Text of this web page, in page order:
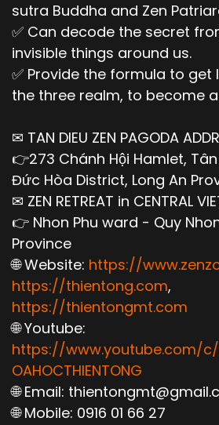
sutra Buddha and Zen
✅ Can decode the secret
invisible things around us.
✅ Provide the formula to
the three realm, to become
✉ TAN DIEU ZEN PAGODA
👉273 Chánh Hội Hamlet,
Đức Hòa District, Long An
✉ ZEN RETREAT in CENTRAL
👉 Nhon Phu ward - Quy
Province
🌐 Website: https://
https://thientong.com,
https://thientongmt.com
🌐 Youtube:
https://www.youtube.com/c/
OAHOCTHIENTONG
🌐 Email:
🌐 Mobile: 0916 01 66 27